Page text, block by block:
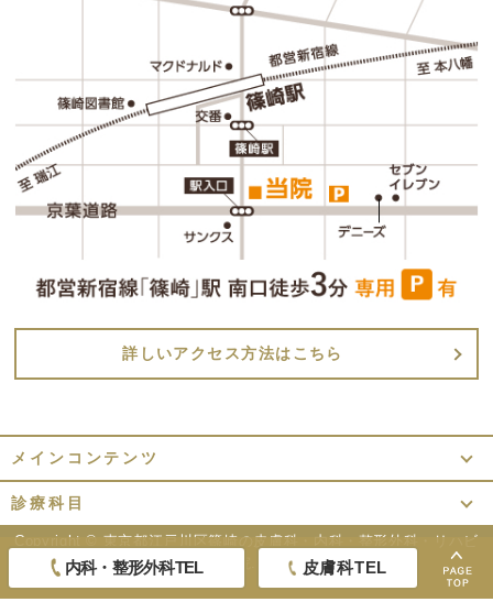
内科・整形外科TEL 皮膚科TEL
詳しいアクセス方法はこちら
メインコンテンツ
診療科目
Copyright © 東京都江戸川区篠崎の皮膚科・内科・整形外科・リハビ
リテーション｜香雪医院.
All Rights Reserved.